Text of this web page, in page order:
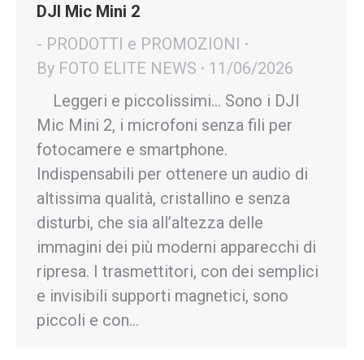
DJI Mic Mini 2
- PRODOTTI e PROMOZIONI
By FOTO ELITE NEWS
11/06/2026
Leggeri e piccolissimi… Sono i DJI
Mic Mini 2, i microfoni senza fili per
fotocamere e smartphone.
Indispensabili per ottenere un audio di
altissima qualità, cristallino e senza
disturbi, che sia all’altezza delle
immagini dei più moderni apparecchi di
ripresa. I trasmettitori, con dei semplici
e invisibili supporti magnetici, sono
piccoli e con…